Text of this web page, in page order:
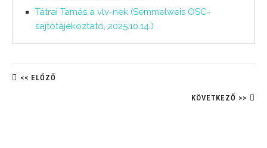
Tátrai Tamás a vlv-nek (Semmelweis OSC-
sajtótájékoztató, 2025.10.14.)
<< ELŐZŐ
KÖVETKEZŐ >>